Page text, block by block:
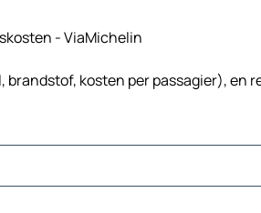
- ViaMichelin
kosten per passagier), en